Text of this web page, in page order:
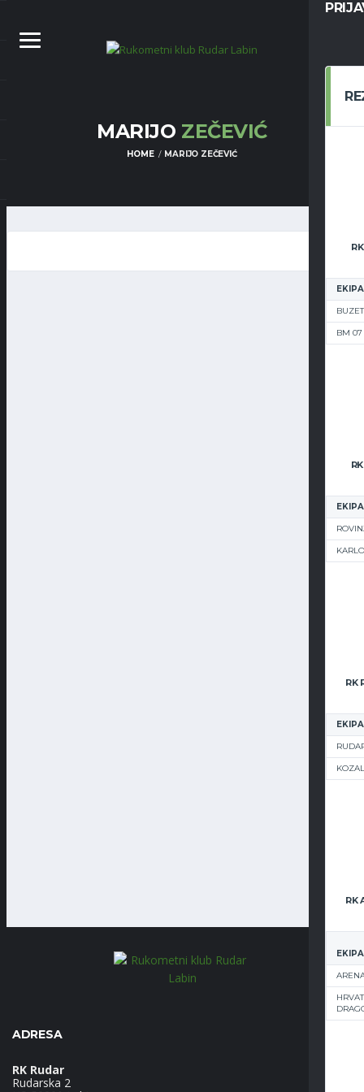
EKIPA
BUZET
BM 07
EKIPA
EKIPA
EKIPA
MARIJO ZEČEVIĆ
HOME MARIJO ZEČEVIĆ
ADRESA
RK Rudar
Rudarska 2